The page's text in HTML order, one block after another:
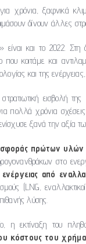
χρόνια, ξαφνικά
δίνουν άλλες
είναι και το 2022.
κοιτάμε και
και της
εισβολή
πολλά χρόνια
ξανά την αξία
πρώτων υλών
στο
από
(LNG,
λύσης.
η εκτίναξη του
κόστους του